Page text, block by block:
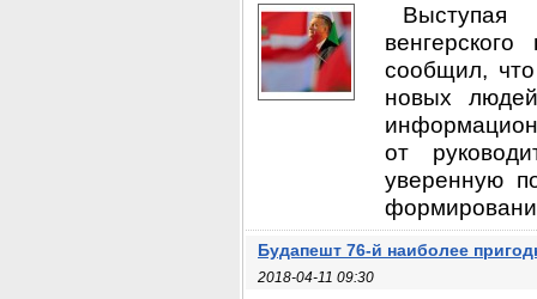
Выступая
сообщил,
новых
от
уверенную
Будапешт 76-й наиболее
2018-04-11 09:30